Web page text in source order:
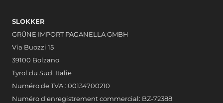
SLOKKER
GRÜNE IMPORT PAGANELLA GMBH
Via Buozzi 15
39100 Bolzano
Tyrol du Sud, Italie
Numéro de TVA : 00134700210
Numéro d'enregistrement commercial: BZ-72388